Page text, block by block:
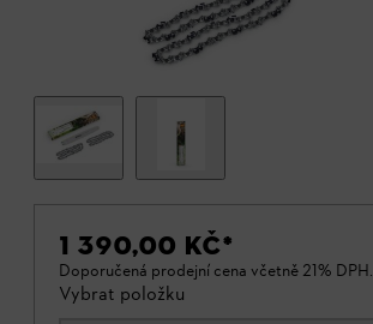
1 390,00 KČ*
Doporučená prodejní cena včetně 21% DPH.
Vybrat položku